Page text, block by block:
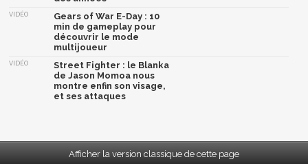
VIDÉO
Gears of War E-Day : 10
min de gameplay pour
découvrir le mode
multijoueur
VIDÉO
Street Fighter : le Blanka
de Jason Momoa nous
montre enfin son visage,
et ses attaques
Afficher la version classique de cette page